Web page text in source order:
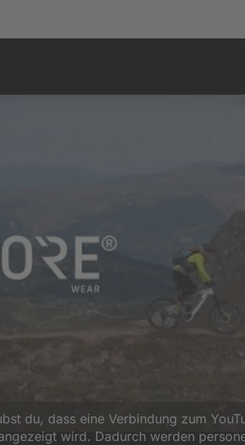
du, dass eine Verbindung zum
wird. Dadurch werden